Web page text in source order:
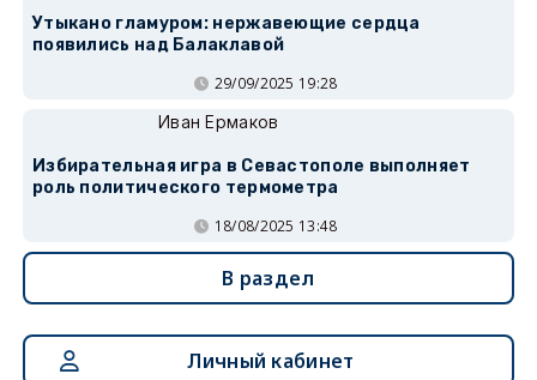
Утыкано гламуром: нержавеющие сердца
появились над Балаклавой
29/09/2025 19:28
Иван Ермаков
Избирательная игра в Севастополе выполняет
роль политического термометра
18/08/2025 13:48
В раздел
Личный кабинет